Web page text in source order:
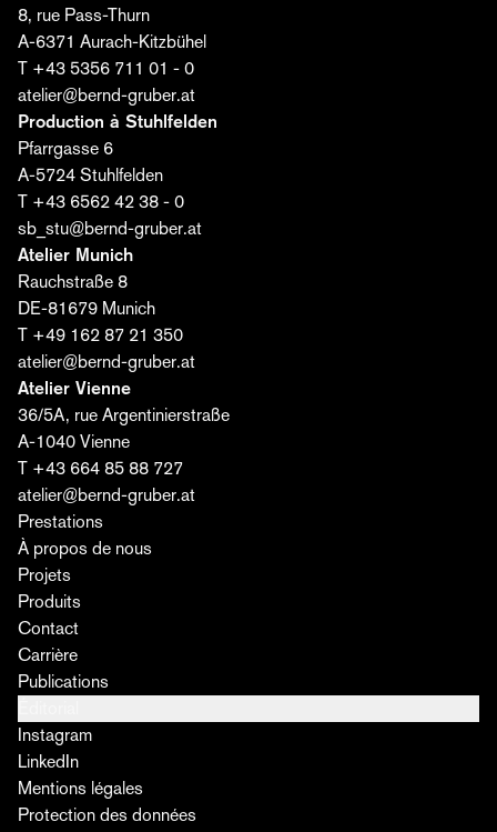
Nom*
E-mail*
J'accepte que la société Bernd Gruber GmbH traite
mes données pour l'envoi de l'éditorial. Je peux
révoquer mon consentement à tout moment. Vous
trouverez de plus amples informations
Abonnez-vous dès maintenant ›
8, rue Pass-Thurn
A-6371 Aurach-Kitzbühel
T +43 5356 711 01 - 0
atelier@bernd-gruber.at
Production à Stuhlfelden
Pfarrgasse 6
A-5724 Stuhlfelden
T +43 6562 42 38 - 0
sb_stu@bernd-gruber.at
Atelier Munich
Rauchstraße 8
DE-81679 Munich
T +49 162 87 21 350
atelier@bernd-gruber.at
Atelier Vienne
36/5A, rue Argentinierstraße
A-1040 Vienne
T +43 664 85 88 727
atelier@bernd-gruber.at
Prestations
À propos de nous
Projets
Produits
Contact
Carrière
Publications
Instagram
LinkedIn
Mentions légales
Protection des données